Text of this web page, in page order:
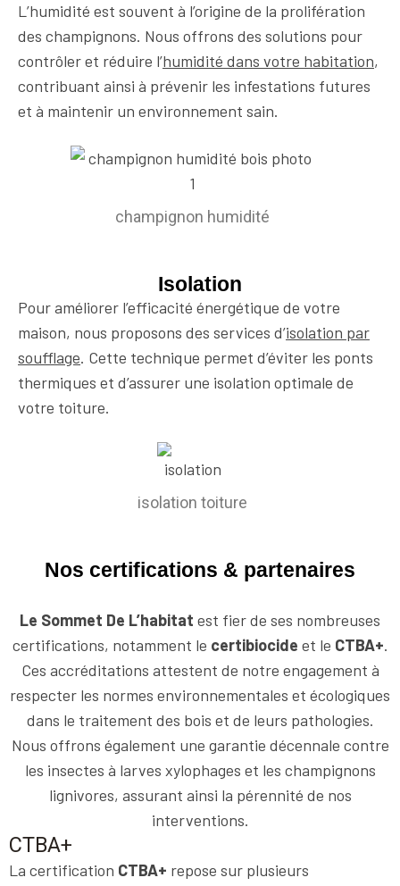
L’humidité est souvent à l’origine de la prolifération
des champignons. Nous offrons des solutions pour
contrôler et réduire l’humidité dans votre habitation,
contribuant ainsi à prévenir les infestations futures
et à maintenir un environnement sain.
champignon humidité
Isolation
Pour améliorer l’efficacité énergétique de votre
maison, nous proposons des services d’isolation par
soufflage. Cette technique permet d’éviter les ponts
thermiques et d’assurer une isolation optimale de
votre toiture.
isolation toiture
Nos certifications & partenaires
Le Sommet De L’habitat est fier de ses nombreuses
certifications, notamment le certibiocide et le CTBA+.
Ces accréditations attestent de notre engagement à
respecter les normes environnementales et écologiques
dans le traitement des bois et de leurs pathologies.
Nous offrons également une garantie décennale contre
les insectes à larves xylophages et les champignons
lignivores, assurant ainsi la pérennité de nos
interventions.
CTBA+
La certification CTBA+ repose sur plusieurs